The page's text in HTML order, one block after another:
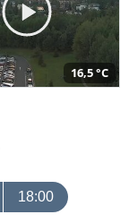
16,5 °C
18:00